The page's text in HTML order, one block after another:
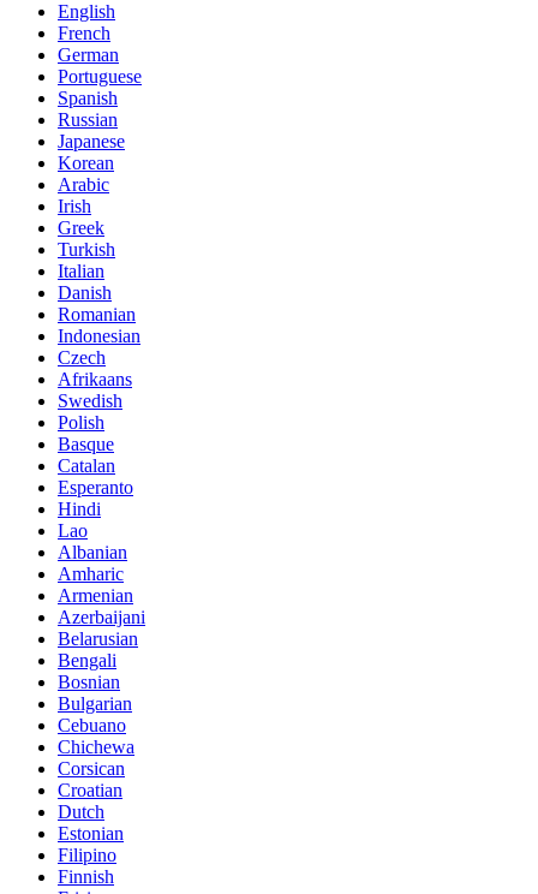
English
French
German
Portuguese
Spanish
Russian
Japanese
Korean
Arabic
Irish
Greek
Turkish
Italian
Danish
Romanian
Indonesian
Czech
Afrikaans
Swedish
Polish
Basque
Catalan
Esperanto
Hindi
Lao
Albanian
Amharic
Armenian
Azerbaijani
Belarusian
Bengali
Bosnian
Bulgarian
Cebuano
Chichewa
Corsican
Croatian
Dutch
Estonian
Filipino
Finnish